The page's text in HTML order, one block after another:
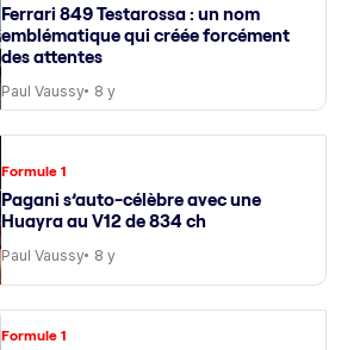
Ferrari 849 Testarossa : un nom
emblématique qui créée forcément
des attentes
Paul Vaussy 8 y
Formule 1
Pagani s’auto-célèbre avec une
Huayra au V12 de 834 ch
Paul Vaussy 8 y
Formule 1